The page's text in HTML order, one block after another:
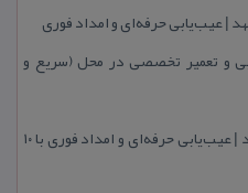
عیب‌یابی حرفه‌ای و امداد فوری
و تعمیر تخصصی در محل (سریع و
تعمیرگاه تخصصی كوییك در مشهد | عیب‌یابی حرفه‌ای و امداد فوری با ۱۰